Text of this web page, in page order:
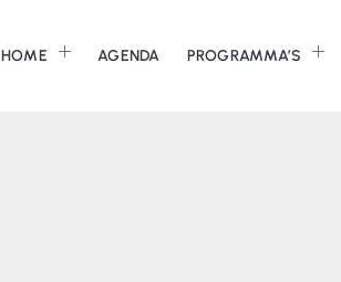
HOME AGENDA PROGRAMMA’S